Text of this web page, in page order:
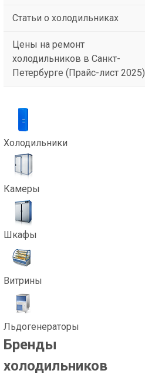
Статьи о холодильниках
Цены на ремонт
холодильников в Санкт-
Петербурге (Прайс-лист 2025)
Холодильники
Камеры
Шкафы
Витрины
Льдогенераторы
Бренды
холодильников